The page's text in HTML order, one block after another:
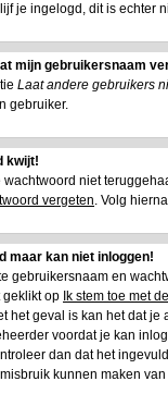
je ingelogd, dit is echter
mijn gebruikersnaam
Laat andere gebruikers
gebruiker.
kwijt!
niet
vergeten. Volg
maar kan niet inloggen!
gebruikersnaam en
op Ik stem toe met
het geval is kan het dat
voordat je kan
dan dat het
kunnen maken